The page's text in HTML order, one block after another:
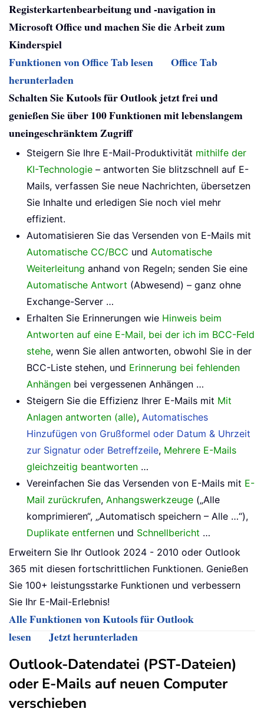
Registerkartenbearbeitung und -navigation in
Microsoft Office und machen Sie die Arbeit zum
Kinderspiel
Funktionen von Office Tab lesen
Office Tab
herunterladen
Schalten Sie Kutools für Outlook jetzt frei und
genießen Sie über 100 Funktionen mit lebenslangem
uneingeschränktem Zugriff
Steigern Sie Ihre E-Mail-Produktivität mithilfe der
KI-Technologie – antworten Sie blitzschnell auf E-
Mails, verfassen Sie neue Nachrichten, übersetzen
Sie Inhalte und erledigen Sie noch viel mehr
effizient.
Automatisieren Sie das Versenden von E-Mails mit
Automatische CC/BCC und Automatische
Weiterleitung anhand von Regeln; senden Sie eine
Automatische Antwort (Abwesend) – ganz ohne
Exchange-Server …
Erhalten Sie Erinnerungen wie Hinweis beim
Antworten auf eine E-Mail, bei der ich im BCC-Feld
stehe, wenn Sie allen antworten, obwohl Sie in der
BCC-Liste stehen, und Erinnerung bei fehlenden
Anhängen bei vergessenen Anhängen …
Steigern Sie die Effizienz Ihrer E-Mails mit Mit
Anlagen antworten (alle), Automatisches
Hinzufügen von Grußformel oder Datum & Uhrzeit
zur Signatur oder Betreffzeile, Mehrere E-Mails
gleichzeitig beantworten …
Vereinfachen Sie das Versenden von E-Mails mit E-
Mail zurückrufen, Anhangswerkzeuge („Alle
komprimieren“, „Automatisch speichern – Alle …“),
Duplikate entfernen und Schnellbericht …
Erweitern Sie Ihr Outlook 2024 - 2010 oder Outlook
365 mit diesen fortschrittlichen Funktionen. Genießen
Sie 100+ leistungsstarke Funktionen und verbessern
Sie Ihr E-Mail-Erlebnis!
Alle Funktionen von Kutools für Outlook
lesen
Jetzt herunterladen
Outlook-Datendatei (PST-Dateien)
oder E-Mails auf neuen Computer
verschieben